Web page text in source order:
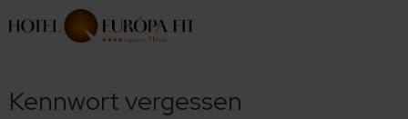
Kennwort vergessen